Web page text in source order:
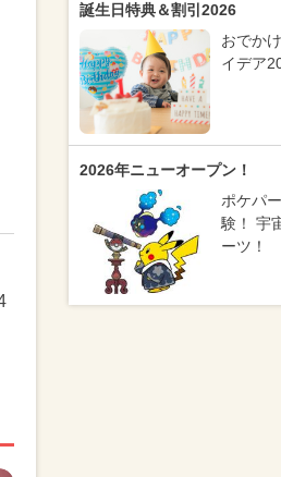
誕生日特典＆割引2026
おでか
イデア
2026年ニューオープン！
ポケパ
験！ 宇
ーツ！